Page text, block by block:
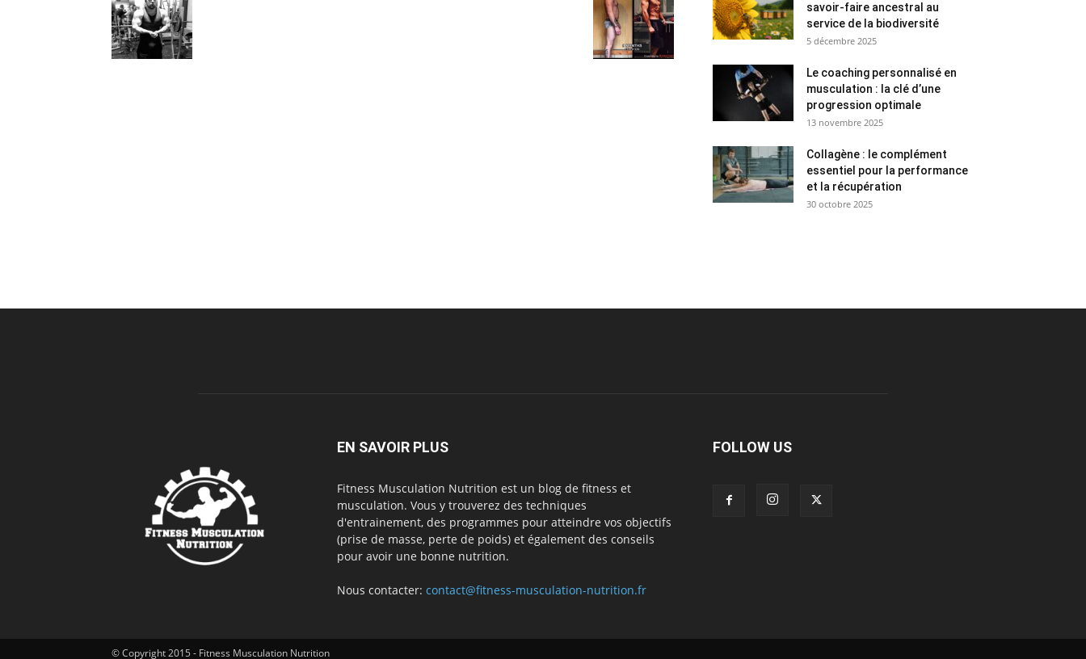
savoir-faire ancestral au
service de la biodiversité
5 décembre 2025
Le coaching personnalisé en
musculation : la clé d’une
progression optimale
13 novembre 2025
Collagène : le complément
essentiel pour la performance
et la récupération
30 octobre 2025
EN SAVOIR PLUS
Fitness Musculation Nutrition est un blog de fitness et
musculation. Vous y trouverez des techniques
d'entrainement, des programmes pour atteindre vos objectifs
(prise de masse, perte de poids) et également des conseils
pour avoir une bonne nutrition.
Nous contacter: contact@fitness-musculation-nutrition.fr
FOLLOW US
© Copyright 2015 - Fitness Musculation Nutrition